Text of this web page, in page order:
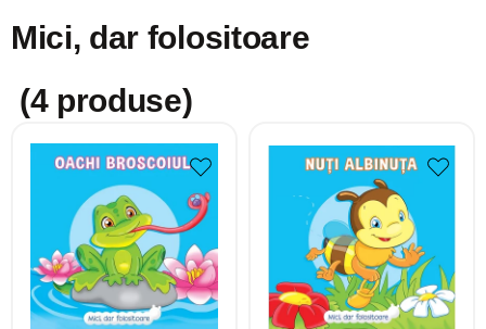
Mici, dar folositoare
(4 produse)